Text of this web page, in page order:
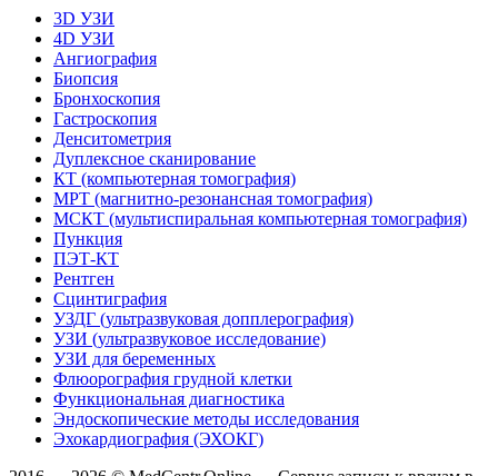
3D УЗИ
4D УЗИ
Ангиография
Биопсия
Бронхоскопия
Гастроскопия
Денситометрия
Дуплексное сканирование
КТ (компьютерная томография)
МРТ (магнитно-резонансная томография)
МСКТ (мультиспиральная компьютерная томография)
Пункция
ПЭТ-КТ
Рентген
Сцинтиграфия
УЗДГ (ультразвуковая допплерография)
УЗИ (ультразвуковое исследование)
УЗИ для беременных
Флюорография грудной клетки
Функциональная диагностика
Эндоскопические методы исследования
Эхокардиография (ЭХОКГ)